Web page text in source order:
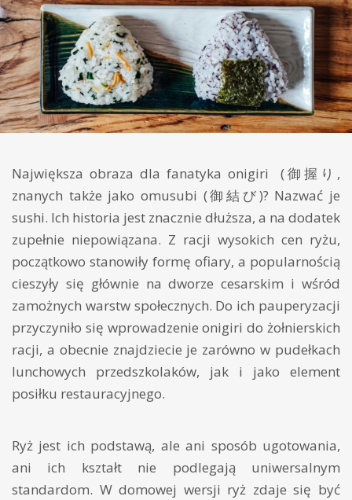
Największa obraza dla fanatyka onigiri (御握り,
znanych także jako omusubi (御結び)? Nazwać je
sushi. Ich historia jest znacznie dłuższa, a na dodatek
zupełnie niepowiązana. Z racji wysokich cen ryżu,
początkowo stanowiły formę ofiary, a popularnością
cieszyły się głównie na dworze cesarskim i wśród
zamożnych warstw społecznych. Do ich pauperyzacji
przyczyniło się wprowadzenie onigiri do żołnierskich
racji, a obecnie znajdziecie je zarówno w pudełkach
lunchowych przedszkolaków, jak i jako element
posiłku restauracyjnego.
Ryż jest ich podstawą, ale ani sposób ugotowania,
ani ich kształt nie podlegają uniwersalnym
standardom. W domowej wersji ryż zdaje się być